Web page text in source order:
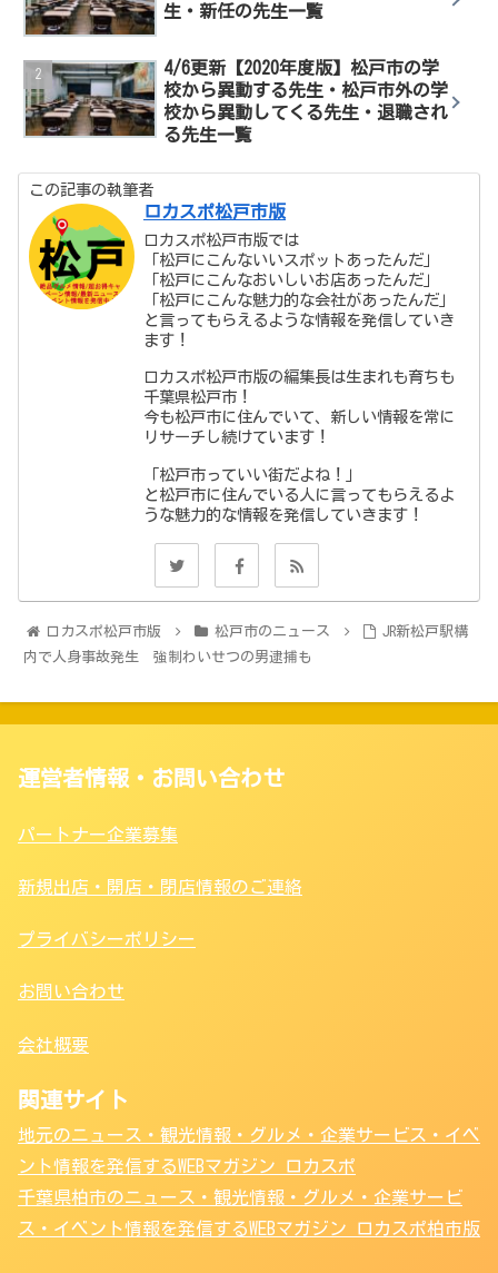
生・新任の先生一覧
4/6更新【2020年度版】松戸市の学
校から異動する先生・松戸市外の学
校から異動してくる先生・退職され
る先生一覧
この記事の執筆者
ロカスポ松戸市版
ロカスポ松戸市版では
「松戸にこんないいスポットあったんだ」
「松戸にこんなおいしいお店あったんだ」
「松戸にこんな魅力的な会社があったんだ」
と言ってもらえるような情報を発信していき
ます！
ロカスポ松戸市版の編集長は生まれも育ちも
千葉県松戸市！
今も松戸市に住んでいて、新しい情報を常に
リサーチし続けています！
「松戸市っていい街だよね！」
と松戸市に住んでいる人に言ってもらえるよ
うな魅力的な情報を発信していきます！
ロカスポ松戸市版 松戸市のニュース
JR新松戸駅構
内で人身事故発生 強制わいせつの男逮捕も
運営者情報・お問い合わせ
パートナー企業募集
新規出店・開店・閉店情報のご連絡
プライバシーポリシー
お問い合わせ
会社概要
関連サイト
地元のニュース・観光情報・グルメ・企業サービス・イベ
ント情報を発信するWEBマガジン ロカスポ
千葉県柏市のニュース・観光情報・グルメ・企業サービ
ス・イベント情報を発信するWEBマガジン ロカスポ柏市版